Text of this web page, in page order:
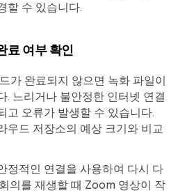
할 수 있습니다.
료 여부 확인
가 완료되지 않으면 녹화 파일이
. 느리거나 불안정한 인터넷 연결
고 오류가 발생할 수 있습니다.
우드 저장소의 예상 크기와 비교
정적인 연결을 사용하여 다시 다
의를 재생할 때 Zoom 영상이 작